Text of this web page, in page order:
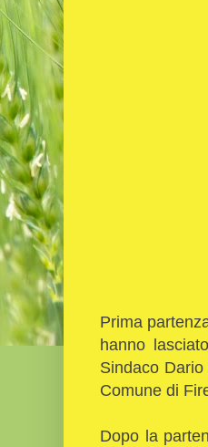
Prima
hanno
Sindaco
Comune di
Dopo la